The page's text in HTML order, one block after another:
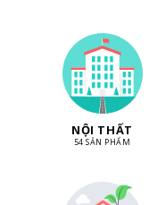
NỘI THẤT
54 SẢN PHẨM